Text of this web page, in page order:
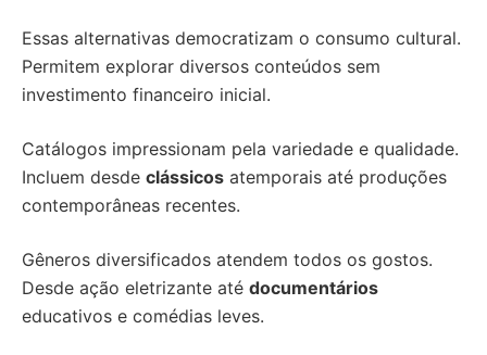
Essas alternativas democratizam o consumo cultural.
Permitem explorar diversos conteúdos sem
investimento financeiro inicial.
Catálogos impressionam pela variedade e qualidade.
Incluem desde clássicos atemporais até produções
contemporâneas recentes.
Gêneros diversificados atendem todos os gostos.
Desde ação eletrizante até documentários
educativos e comédias leves.